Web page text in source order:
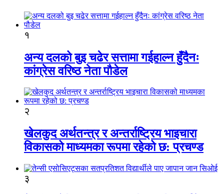
१
अन्य दलको बुइ चढेर सत्तामा गईहाल्न हुँदैनः
कांग्रेस वरिष्ठ नेता पौडेल
२
खेलकुद अर्थतन्त्र र अन्तर्राष्ट्रिय भाइचारा
विकासको माध्यमका रूपमा रहेको छ: प्रचण्ड
३